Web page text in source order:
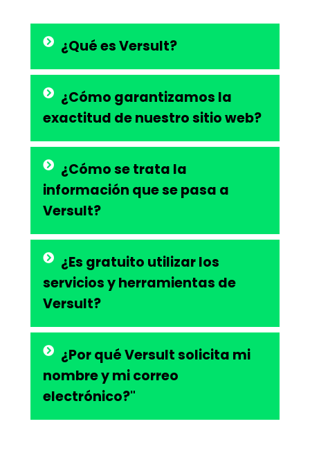
¿Qué es Versult?
¿Cómo garantizamos la
exactitud de nuestro sitio web?
¿Cómo se trata la
información que se pasa a
Versult?
¿Es gratuito utilizar los
servicios y herramientas de
Versult?
¿Por qué Versult solicita mi
nombre y mi correo
electrónico?"